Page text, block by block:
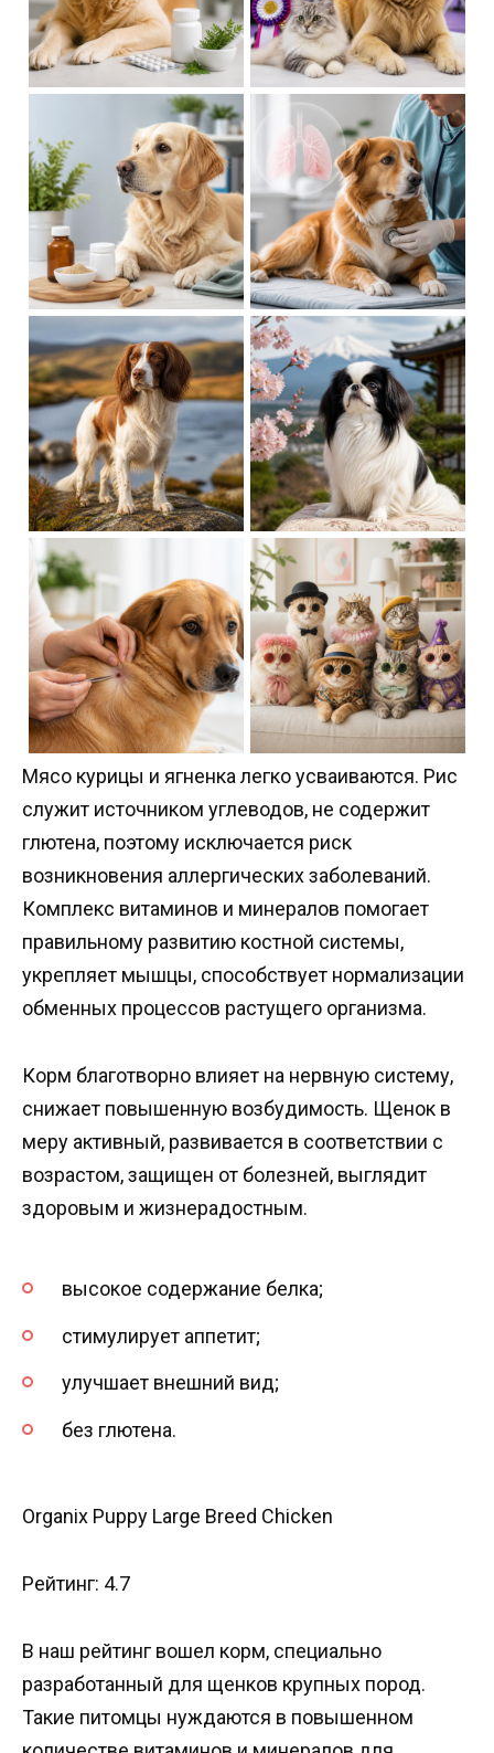
Мясо курицы и ягненка легко усваиваются. Рис
служит источником углеводов, не содержит
глютена, поэтому исключается риск
возникновения аллергических заболеваний.
Комплекс витаминов и минералов помогает
правильному развитию костной системы,
укрепляет мышцы, способствует нормализации
обменных процессов растущего организма.
Корм благотворно влияет на нервную систему,
снижает повышенную возбудимость. Щенок в
меру активный, развивается в соответствии с
возрастом, защищен от болезней, выглядит
здоровым и жизнерадостным.
высокое содержание белка;
стимулирует аппетит;
улучшает внешний вид;
без глютена.
Organix Puppy Large Breed Chicken
Рейтинг: 4.7
В наш рейтинг вошел корм, специально
разработанный для щенков крупных пород.
Такие питомцы нуждаются в повышенном